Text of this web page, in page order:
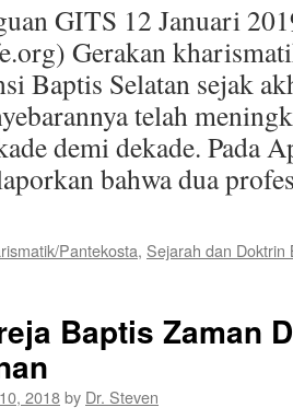
GITS 12 Januari
Gerakan
Baptis Selatan sejak
telah
demi dekade. Pada
bahwa dua
Pantekosta, Sejarah dan Doktrin
Baptis Zaman
2018by Dr. Steven